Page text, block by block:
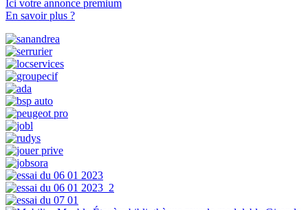
Ici votre annonce premium
En savoir plus ?